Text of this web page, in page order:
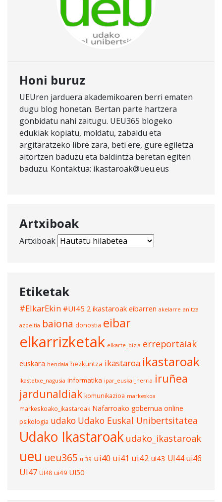
Honi buruz
UEUren jarduera akademikoaren berri ematen
dugu blog honetan. Bertan parte hartzera
gonbidatu nahi zaitugu. UEU365 blogeko
edukiak kopiatu, moldatu, zabaldu eta
argitaratzeko libre zara, beti ere, gure egiletza
aitortzen baduzu eta baldintza beretan egiten
baduzu. Kontaktua: ikastaroak@ueu.eus
Artxiboak
Artxiboak
Etiketak
#ElkarEkin #UI45 2 ikastaroak eibarren akelarre anitza
azpeitia baiona donostia eibar
elkarrizketak elkarte_bizia erreportaiak
euskara hendaia hezkuntza ikastaroa ikastaroak
ikastetxe_nagusia informatika ipar_euskal_herria iruñea
jardunaldiak komunikazioa markeskoa
markeskoako_ikastaroak Nafarroako gobernua online
psikologia udako Udako Euskal Unibertsitatea
Udako Ikastaroak udako_ikastaroak
ueu ueu365 ui39 ui40 ui41 ui42 ui43 UI44ui46
UI47 UI48 ui49 UI50